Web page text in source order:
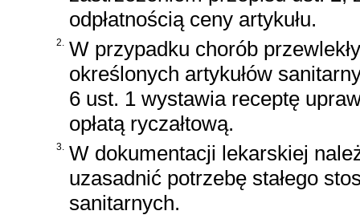
odpłatnością ceny artykułu.
2.
W przypadku chorób
określonych artykułów
6 ust. 1 wystawia receptę
opłatą ryczałtową.
3.
W dokumentacji lekarskiej
uzasadnić potrzebę stałego
sanitarnych.